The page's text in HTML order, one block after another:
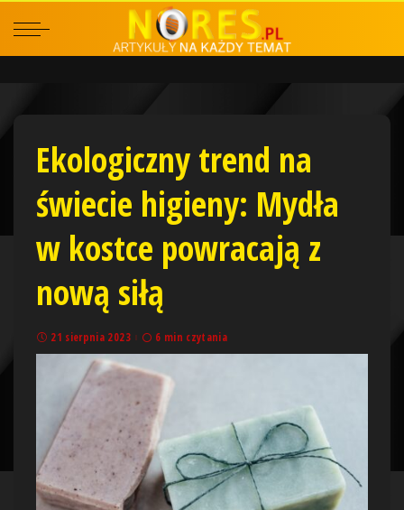
Ekologiczny trend na
świecie higieny: Mydła
w kostce powracają z
nową siłą
21 sierpnia 2023 6 min czytania